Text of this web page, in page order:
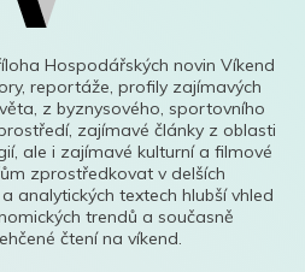
Hospodářských novin Víkend
reportáže, profily zajímavých
z byznysového, sportovního
zajímavé články z oblasti
ale i zajímavé kulturní a filmové
zprostředkovat v delších
analytických textech hlubší vhled
trendů a současně
čtení na víkend.